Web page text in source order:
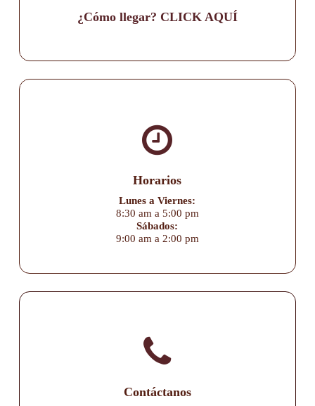
¿Cómo llegar? CLICK AQUÍ
Horarios
Lunes a Viernes:
8:30 am a 5:00 pm
Sábados:
9:00 am a 2:00 pm
Contáctanos